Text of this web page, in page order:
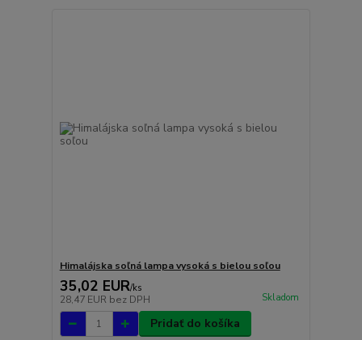
Himalájska soľná lampa vysoká s bielou soľou
35,02 EUR/ks
28,47 EUR bez DPH Skladom
Pridať do košíka